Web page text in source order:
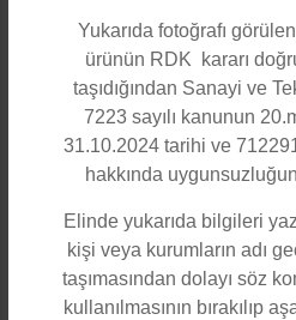
MARKA Polizei
MODEL P-150
MALZEME Darbelere Karşı
Geçirmez Gövde
KUTU İÇERİĞİ
1 ADET Çubuk Led
Yukarıda fotoğrafı
ürünün RDK kararı
taşıdığından Sanayi ve
7223 sayılı kanunun
31.10.2024 tarihi ve
hakkında
Elinde yukarıda bilgileri
kişi veya kurumların adı
taşımasından dolayı söz
kullanılmasının bırakılıp